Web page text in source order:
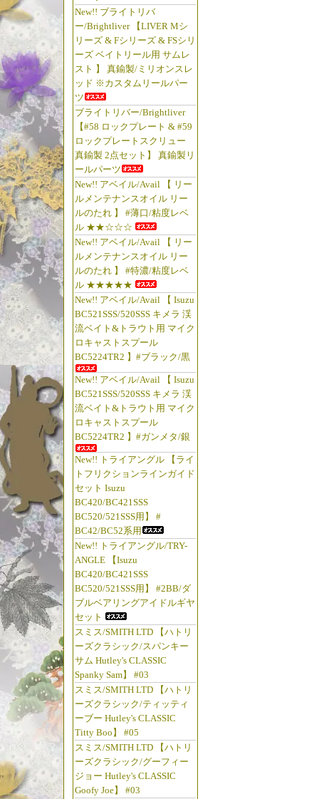
New!! ブライトリバ
ー/Brightliver 【LIVER Mシ
リーズ & Fシリーズ & FSシリ
ーズ ベイトリール用 サムレ
スト 】 真鍮製/ミリオンスレ
ッド ※カスタムリールパー
ツ
ブライトリバー/Brightliver
【#58 ロックプレート & #59
ロックプレートスクリュー
真鍮製 2点セット】 真鍮製リ
ールパーツ
New!! アベイル/Avail 【 リー
ルメンテナンスオイル リー
ルのたれ 】 #薄口/粘度レベ
ル ★★☆☆☆
New!! アベイル/Avail 【 リー
ルメンテナンスオイル リー
ルのたれ 】 #特濃/粘度レベ
ル ★★★★★
New!! アベイル/Avail 【 Isuzu
BC521SSS/520SSS キメラ 渓
流ベイト&トラウト用 マイク
ロキャストスプール
BC5224TR2 】#ブラック/黒
New!! アベイル/Avail 【 Isuzu
BC521SSS/520SSS キメラ 渓
流ベイト&トラウト用 マイク
ロキャストスプール
BC5224TR2 】#ガンメタ/銀
New!! トライアングル 【ライ
トフリクションラインガイド
セット Isuzu
BC420/BC421SSS
BC520/521SSS用】 #
BC42/BC52系用
New!! トライアングル/TRY-
ANGLE 【Isuzu
BC420/BC421SSS
BC520/521SSS用】 #2BB/ダ
ブルベアリングアイドルギヤ
セット
スミス/SMITH LTD 【ハトリ
ーズクラシック/スパンキー
サム Hutley's CLASSIC
Spanky Sam】 #03
スミス/SMITH LTD 【ハトリ
ーズクラシック/ティッティ
ーブー Hutley's CLASSIC
Titty Boo】 #05
スミス/SMITH LTD 【ハトリ
ーズクラシック/グーフィー
ジョー Hutley's CLASSIC
Goofy Joe】 #03